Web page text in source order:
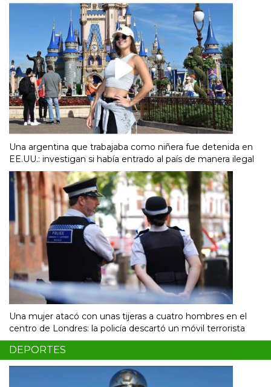
Una argentina que trabajaba como niñera fue detenida en
EE.UU.: investigan si había entrado al país de manera ilegal
Una mujer atacó con unas tijeras a cuatro hombres en el
centro de Londres: la policía descartó un móvil terrorista
DEPORTES